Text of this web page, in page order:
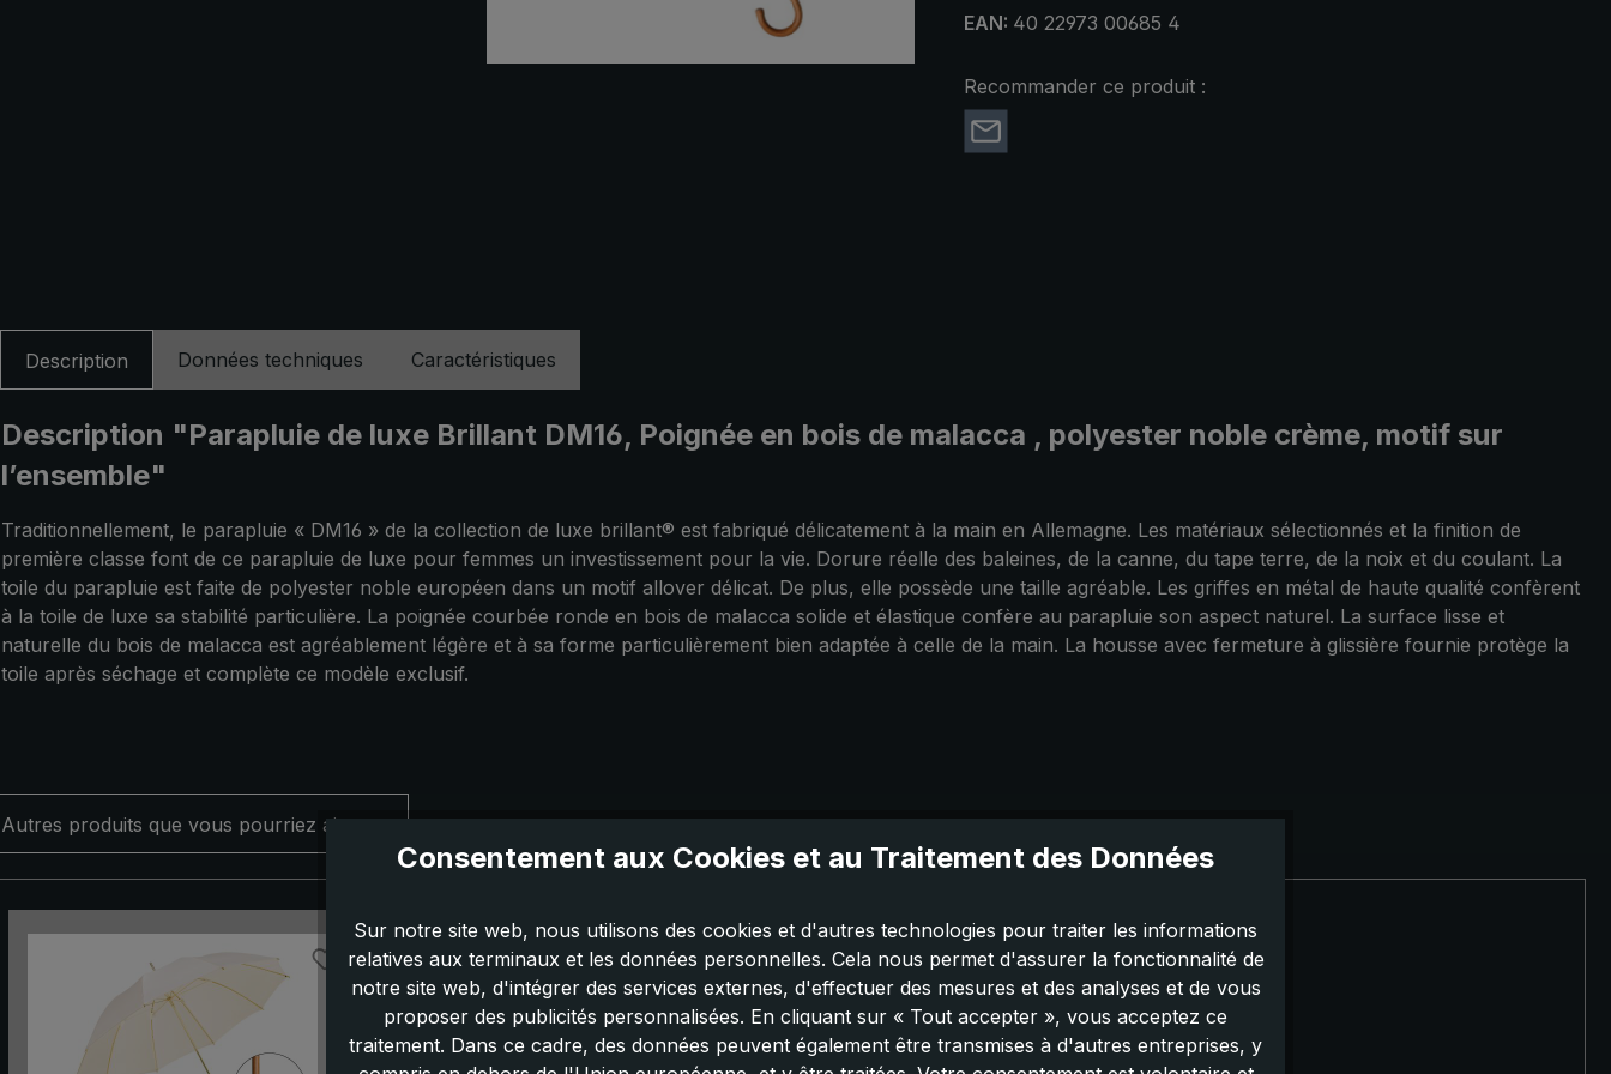
EAN: 40 22973 00685 4
Recommander ce produit :
Description Données techniques Caractéristiques
Description "Parapluie de luxe Brillant DM16, Poignée en bois de malacca , polyester noble crème, motif sur
l’ensemble"
Traditionnellement, le parapluie « DM16 » de la collection de luxe brillant® est fabriqué délicatement à la main en Allemagne. Les matériaux sélectionnés et la finition de
première classe font de ce parapluie de luxe pour femmes un investissement pour la vie. Dorure réelle des baleines, de la canne, du tape terre, de la noix et du coulant. La
toile du parapluie est faite de polyester noble européen dans un motif allover délicat. De plus, elle possède une taille agréable. Les griffes en métal de haute qualité confèrent
à la toile de luxe sa stabilité particulière. La poignée courbée ronde en bois de malacca solide et élastique confère au parapluie son aspect naturel. La surface lisse et
naturelle du bois de malacca est agréablement légère et à sa forme particulièrement bien adaptée à celle de la main. La housse avec fermeture à glissière fournie protège la
toile après séchage et complète ce modèle exclusif.
Autres produits que vous pourriez aimer :
Consentement aux Cookies et au Traitement des Données
Sur notre site web, nous utilisons des cookies et d'autres technologies pour traiter les informations
relatives aux terminaux et les données personnelles. Cela nous permet d'assurer la fonctionnalité de
notre site web, d'intégrer des services externes, d'effectuer des mesures et des analyses et de vous
proposer des publicités personnalisées. En cliquant sur « Tout accepter », vous acceptez ce
traitement. Dans ce cadre, des données peuvent également être transmises à d'autres entreprises, y